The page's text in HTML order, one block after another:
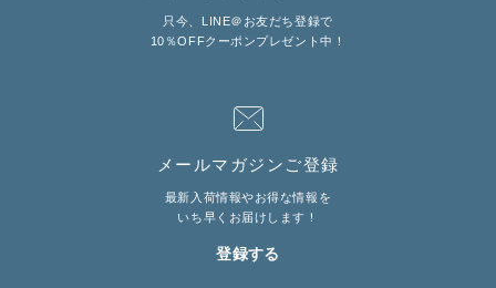
只今、LINE＠お友だち登録で
10％OFFクーポンプレゼント中！
メールマガジンご登録
最新入荷情報やお得な情報を
いち早くお届けします！
登録する